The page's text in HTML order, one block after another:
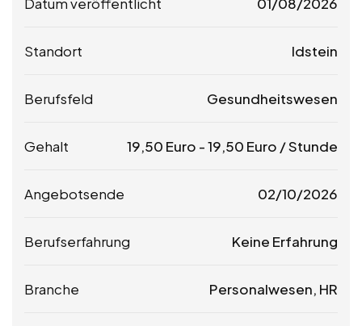
Datum veröffentlicht 01/08/2026
Standort Idstein
Berufsfeld Gesundheitswesen
Gehalt 19,50 Euro -19,50 Euro / Stunde
Angebotsende 02/10/2026
Berufserfahrung Keine Erfahrung
Branche Personalwesen, HR